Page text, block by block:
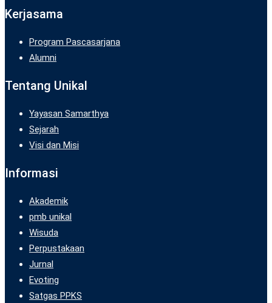
Kerjasama
Program Pascasarjana
Alumni
Tentang Unikal
Yayasan Samarthya
Sejarah
Visi dan Misi
Informasi
Akademik
pmb unikal
Wisuda
Perpustakaan
Jurnal
Evoting
Satgas PPKS